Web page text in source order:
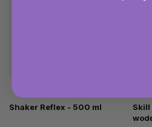
Shaker Reflex - 500 ml
Skill